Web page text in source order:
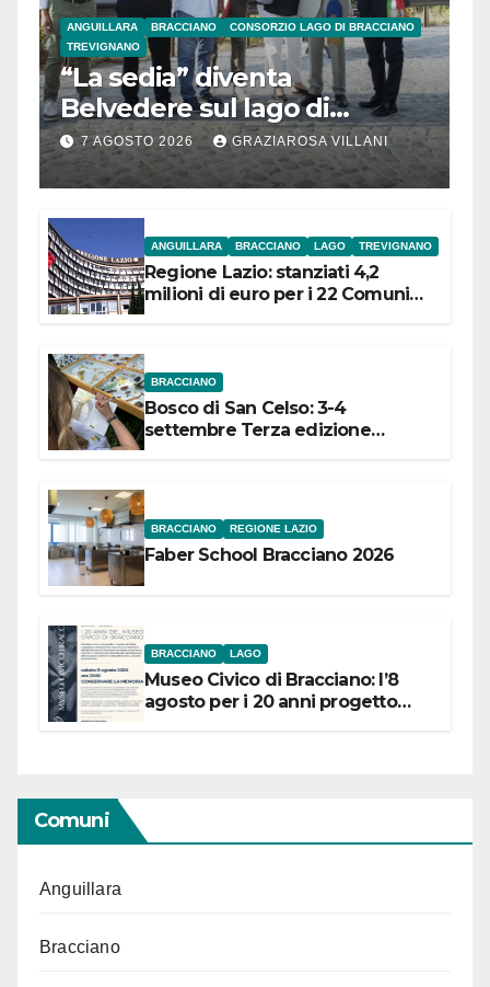
ANGUILLARA BRACCIANO
CONSORZIO LAGO DI BRACCIANO
TREVIGNANO
“La sedia” diventa
Belvedere sul lago di
Bracciano: ieri
l’inaugurazione
7 AGOSTO 2026 GRAZIAROSA VILLANI
ANGUILLARA BRACCIANO LAGO TREVIGNANO
Regione Lazio: stanziati 4,2
milioni di euro per i 22 Comuni
BRACCIANO
Bosco di San Celso: 3-4
settembre Terza edizione
BRACCIANO REGIONE LAZIO
Faber School Bracciano 2026
BRACCIANO LAGO
Museo Civico di Bracciano: l’8
agosto per i 20 anni progetto
Comuni
Anguillara
Bracciano